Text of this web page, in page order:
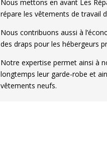
Nous mettons en avant Les
répare les vêtements de travail
Nous contribuons aussi à
des draps pour les hébergeurs
Notre expertise permet ainsi à
longtemps leur garde-robe et
vêtements neufs.